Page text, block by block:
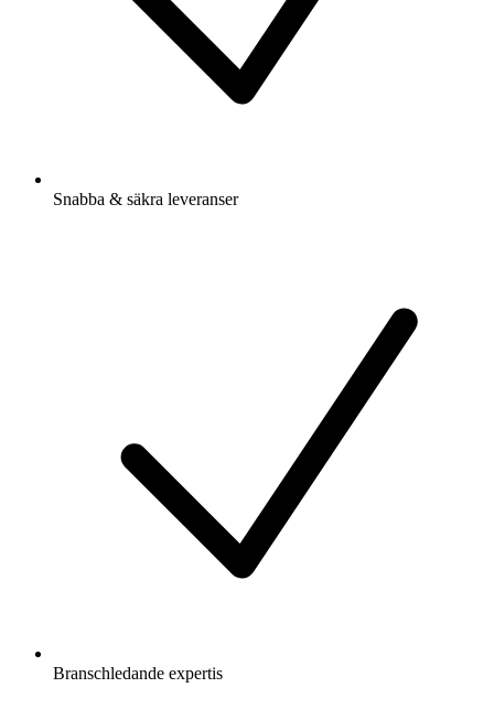
Snabba & säkra leveranser
Branschledande expertis